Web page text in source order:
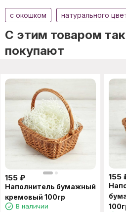
c окошком натурального
C этим товаром
покупают
155 ₽
Наполнитель бумажный
кремовый 100гр
В наличии
155